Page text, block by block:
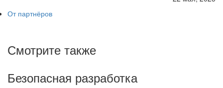
От партнёров
Смотрите также
Безопасная разработка